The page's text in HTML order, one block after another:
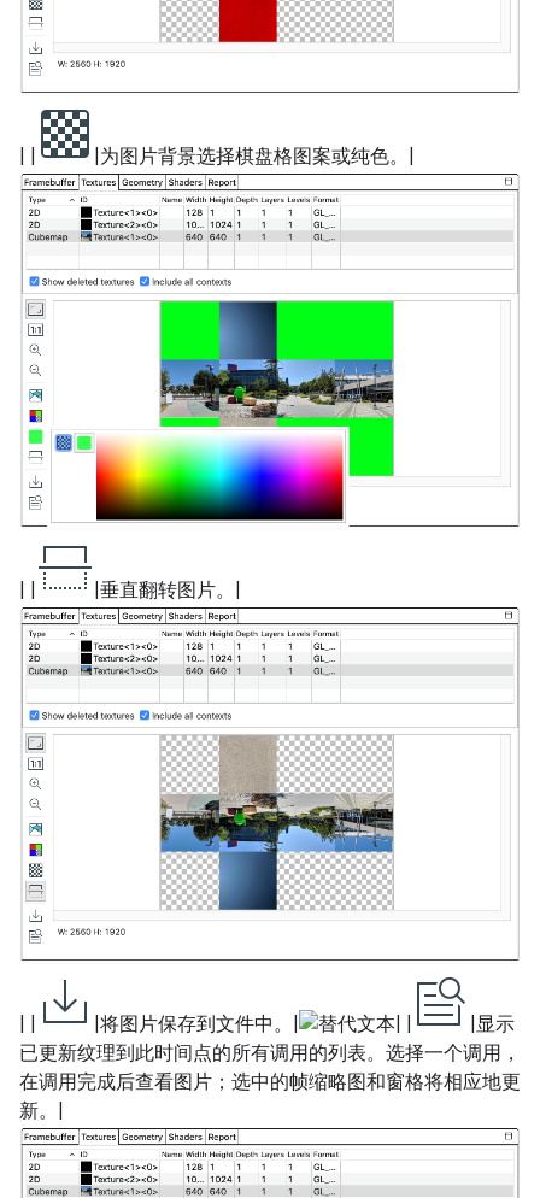
|为图片背景选择棋盘格图案或纯色。|
|垂直翻转图片。|
|将图片保存到文件中。|
|显示
已更新纹理到此时间点的所有调用的列表。选择一个调用，
在调用完成后查看图片；选中的帧缩略图和窗格将相应地更
新。|